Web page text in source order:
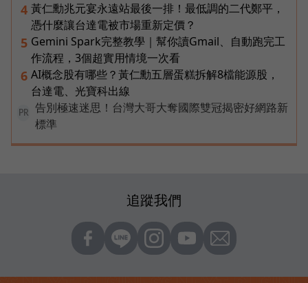
4 黃仁勳兆元宴永遠站最後一排！最低調的二代鄭平，
憑什麼讓台達電被市場重新定價？
5 Gemini Spark完整教學｜幫你讀Gmail、自動跑完工
作流程，3個超實用情境一次看
6 AI概念股有哪些？黃仁勳五層蛋糕拆解8檔能源股，
台達電、光寶科出線
PR
告別極速迷思！台灣大哥大奪國際雙冠揭密好網路新
標準
追蹤我們